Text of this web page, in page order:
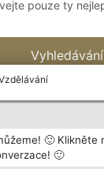
🙂 Klikněte
🙂
pouze ty
Vyhledávání